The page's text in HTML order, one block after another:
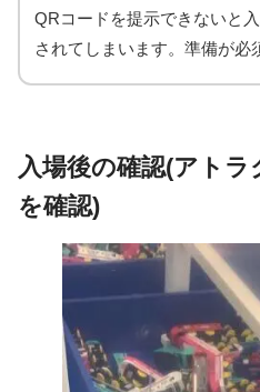
QRコードを提示できないと
されてしまいます。準備が必
入場後の確認(アト
を確認)